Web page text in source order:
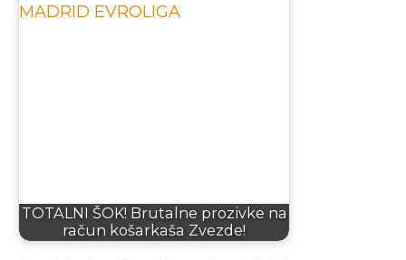
TOTALNI ŠOK! Brutalne prozivke na
račun košarkaša Zvezde!